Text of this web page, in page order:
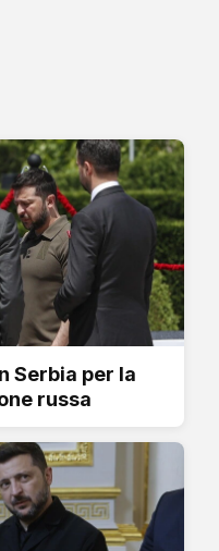
Serbia per la
russa